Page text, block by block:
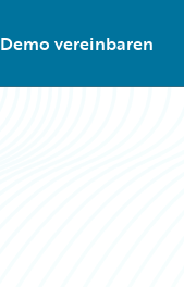
Demo vereinbaren